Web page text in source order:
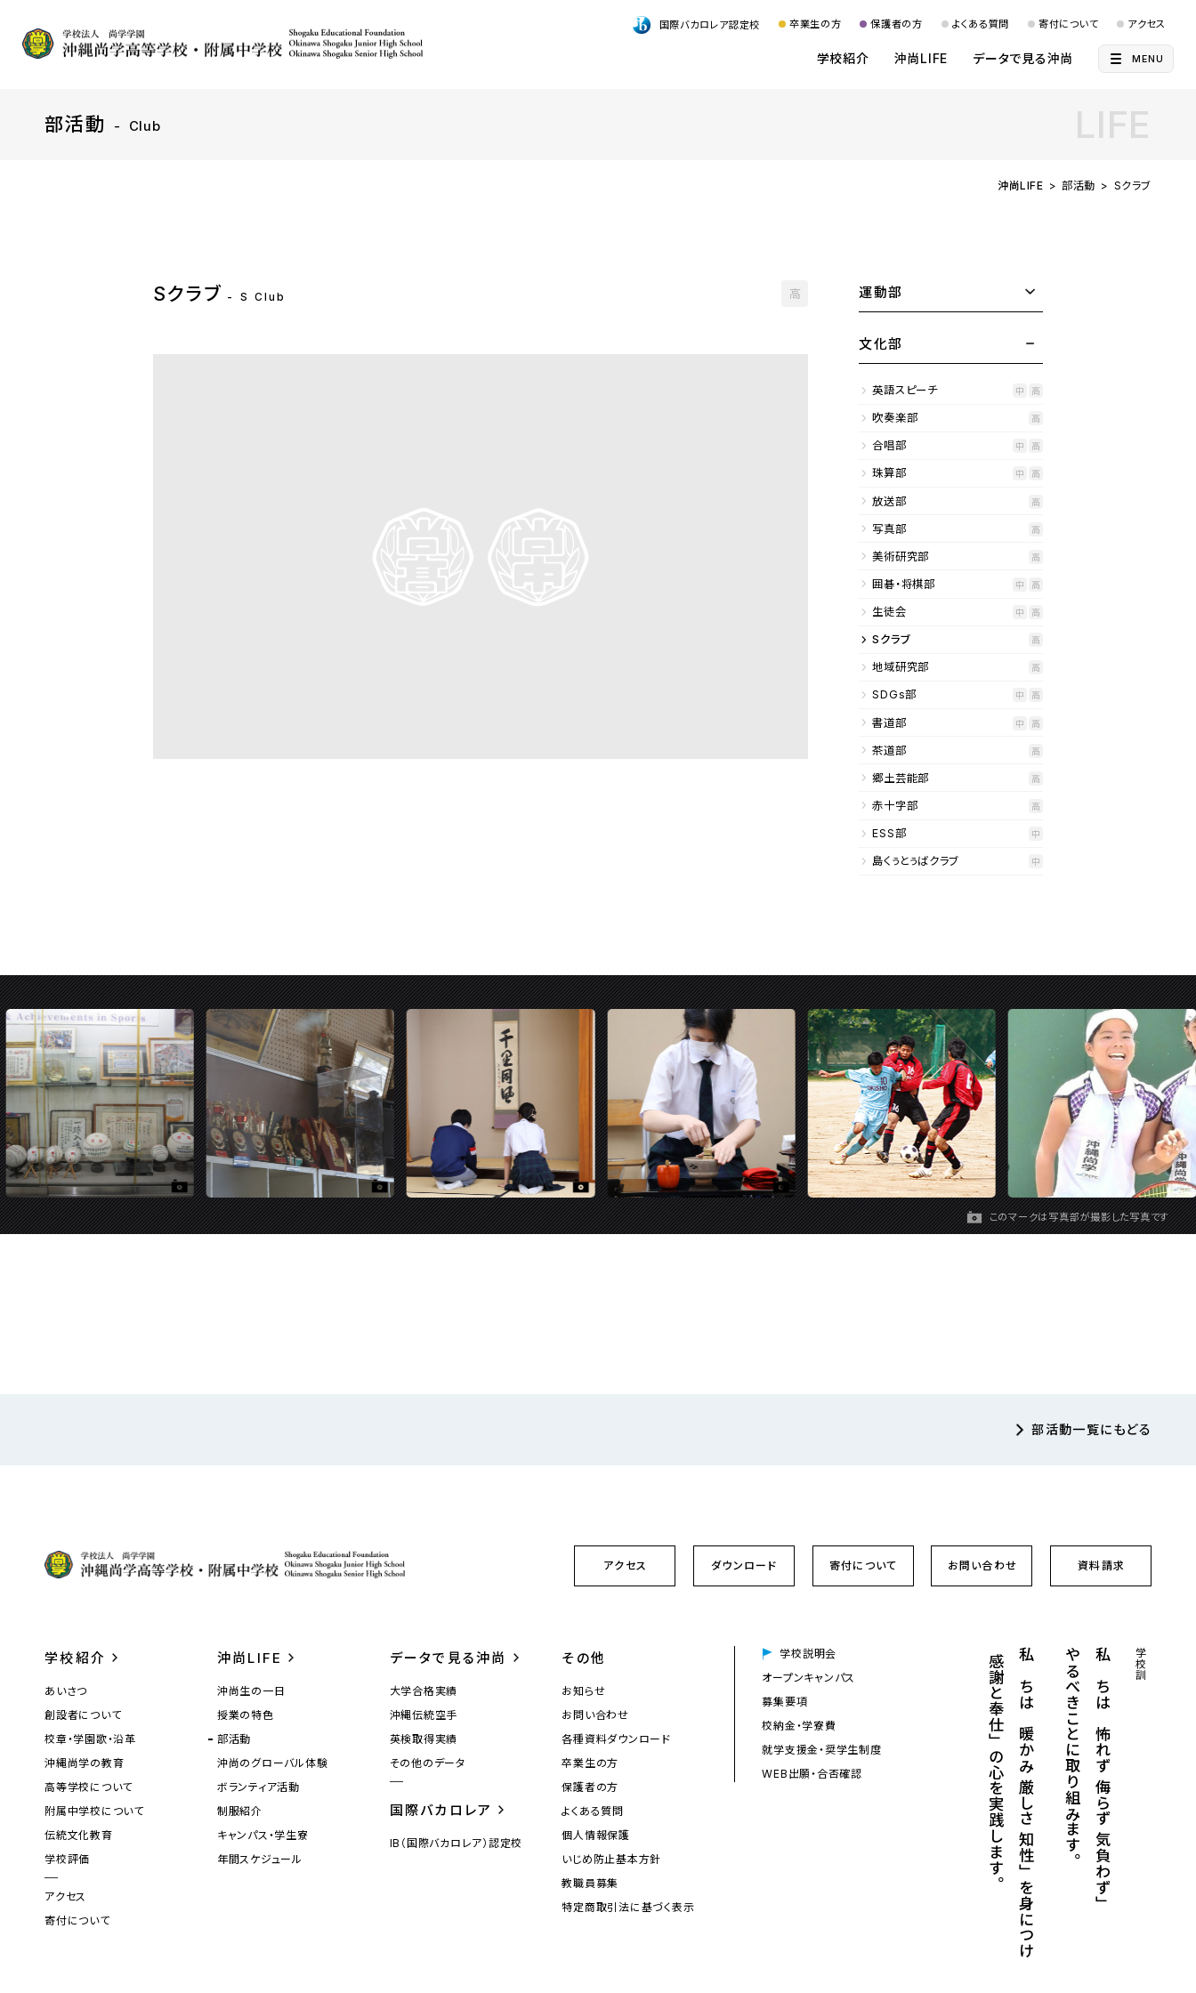
国際バカロレア認定校 卒業生の方 保護者の方 よくある質問 寄付について アクセス
学校紹介 沖尚LIFE データで見る沖尚 MENU
部活動 Club LIFE
沖尚LIFE 部活動 Sクラブ
Sクラブ S Club 高 運動部
文化部
英語スピーチ 中 高
吹奏楽部 高
合唱部 中 高
珠算部 中 高
放送部 高
写真部 高
美術研究部 高
囲碁・将棋部 中 高
生徒会 中 高
Sクラブ 高
地域研究部 高
SDGs部 中 高
書道部 中 高
茶道部 高
郷土芸能部 高
赤十字部 高
ESS部 中
島くぅとぅばクラブ 中
このマークは写真部が撮影した写真です
部活動一覧にもどる
アクセス ダウンロード 寄付について お問い合わせ 資料請求
学校訓
私たちは「怖れず 侮らず 気負わず」
やるべきことに取り組みます。
私たちは「暖かみ 厳しさ 知性」を身につけ
感謝と奉仕」の心を実践します。
学校紹介
あいさつ
創設者について
校章・学園歌・沿革
沖縄尚学の教育
高等学校について
附属中学校について
伝統文化教育
学校評価
アクセス
寄付について
沖尚LIFE
沖尚生の一日
授業の特色
部活動
沖尚のグローバル体験
ボランティア活動
制服紹介
キャンパス・学生寮
年間スケジュール
データで見る沖尚
大学合格実績
沖縄伝統空手
英検取得実績
その他のデータ
国際バカロレア
IB（国際バカロレア）認定校
その他
お知らせ
お問い合わせ
各種資料ダウンロード
卒業生の方
保護者の方
よくある質問
個人情報保護
いじめ防止基本方針
教職員募集
特定商取引法に基づく表示
学校説明会
オープンキャンパス
募集要項
校納金・学寮費
就学支援金・奨学生制度
WEB出願・合否確認